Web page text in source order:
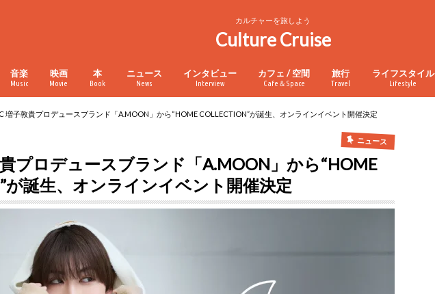
カルチャーを旅しよう
Culture Cruise
音楽
Music
映画
Movie
本
Book
ニュース
News
インタビュー
Interview
カフェ / 空間
Cafe＆Space
旅行
Travel
ライフスタイル
Lifestyle
増子敦貴プロデュースブランド「A.MOON」から“HOME COLLECTION”が誕生、オンラインイベント開催決定
ニュース
プロデュースブランド「A.MOON」から“HOME
が誕生、オンラインイベント開催決定